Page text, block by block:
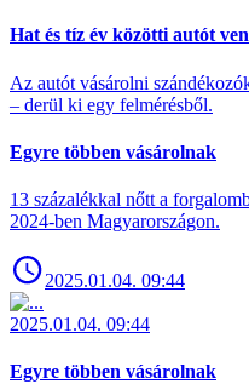
Hat és tíz év közötti autót
Az autót vásárolni
– derül ki egy felmérésből.
Egyre többen vásárolnak
13 százalékkal nőtt a
2024-ben Magyarországon.
2025.01.04. 09:44
2025.01.04. 09:44
Egyre többen vásárolnak